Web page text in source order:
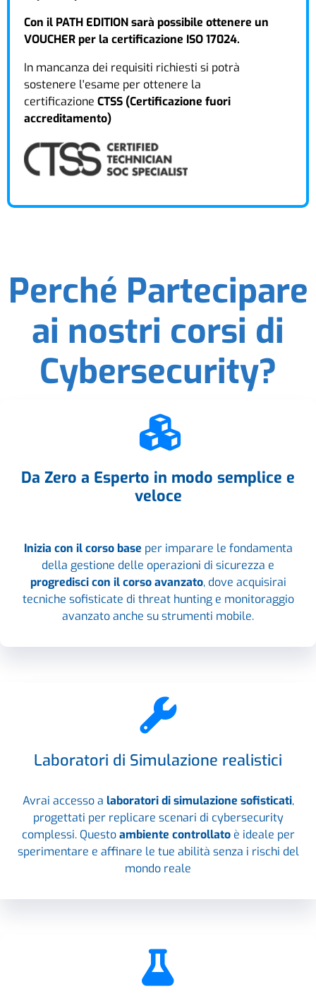
Con il PATH EDITION sarà possibile ottenere un
VOUCHER per la certificazione ISO 17024.
In mancanza dei requisiti richiesti si potrà
sostenere l'esame per ottenere la
certificazione CTSS (Certificazione fuori
accreditamento)
Perché Partecipare
ai nostri corsi di
Cybersecurity?
Da Zero a Esperto in modo semplice e
veloce
Inizia con il corso base per imparare le fondamenta
della gestione delle operazioni di sicurezza e
progredisci con il corso avanzato, dove acquisirai
tecniche sofisticate di threat hunting e monitoraggio
avanzato anche su strumenti mobile.
Laboratori di Simulazione realistici
Avrai accesso a laboratori di simulazione sofisticati,
progettati per replicare scenari di cybersecurity
complessi. Questoambiente controllatoè ideale per
sperimentare e affinare le tue abilità senza i rischi del
mondo reale